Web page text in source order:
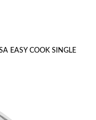
EASY COOK SINGLE